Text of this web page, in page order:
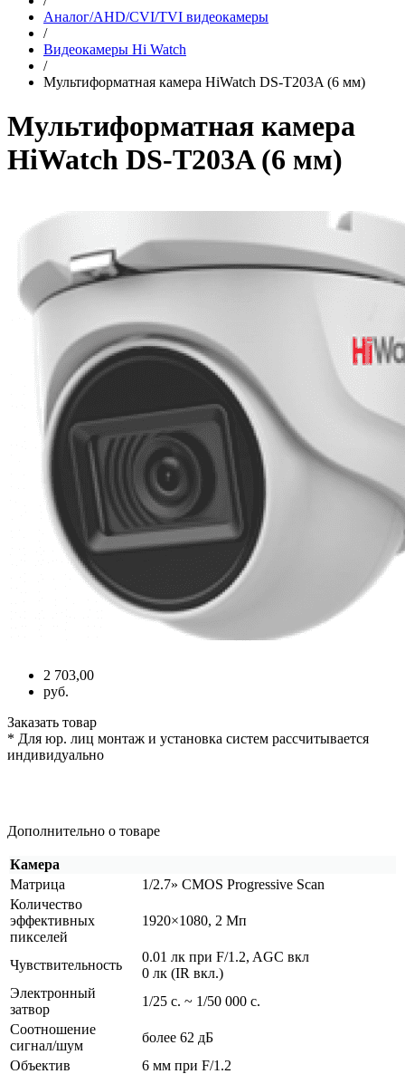
Аналог/AHD/CVI/TVI видеокамеры
/
Видеокамеры Hi Watch
/
Мультиформатная камера HiWatch DS-T203A (6 мм)
Мультиформатная камера
HiWatch DS-T203A (6 мм)
2 703,00
руб.
Заказать товар
* Для юр. лиц монтаж и установка систем рассчитывается
индивидуально
Дополнительно о товаре
Камера
Матрица
1/2.7» CMOS Progressive Scan
Количество
эффективных
пикселей
1920×1080, 2 Мп
Чувствительность
0.01 лк при F/1.2, AGC вкл
0 лк (IR вкл.)
Электронный
затвор
1/25 с. ~ 1/50 000 с.
Соотношение
сигнал/шум
более 62 дБ
Объектив
6 мм при F/1.2